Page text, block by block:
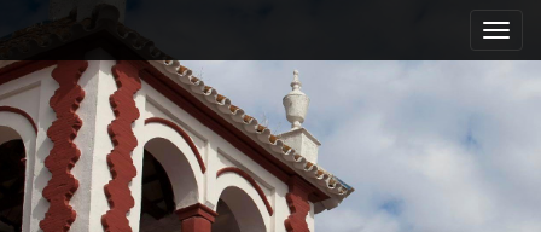
Menú principal
Saltar al contenido